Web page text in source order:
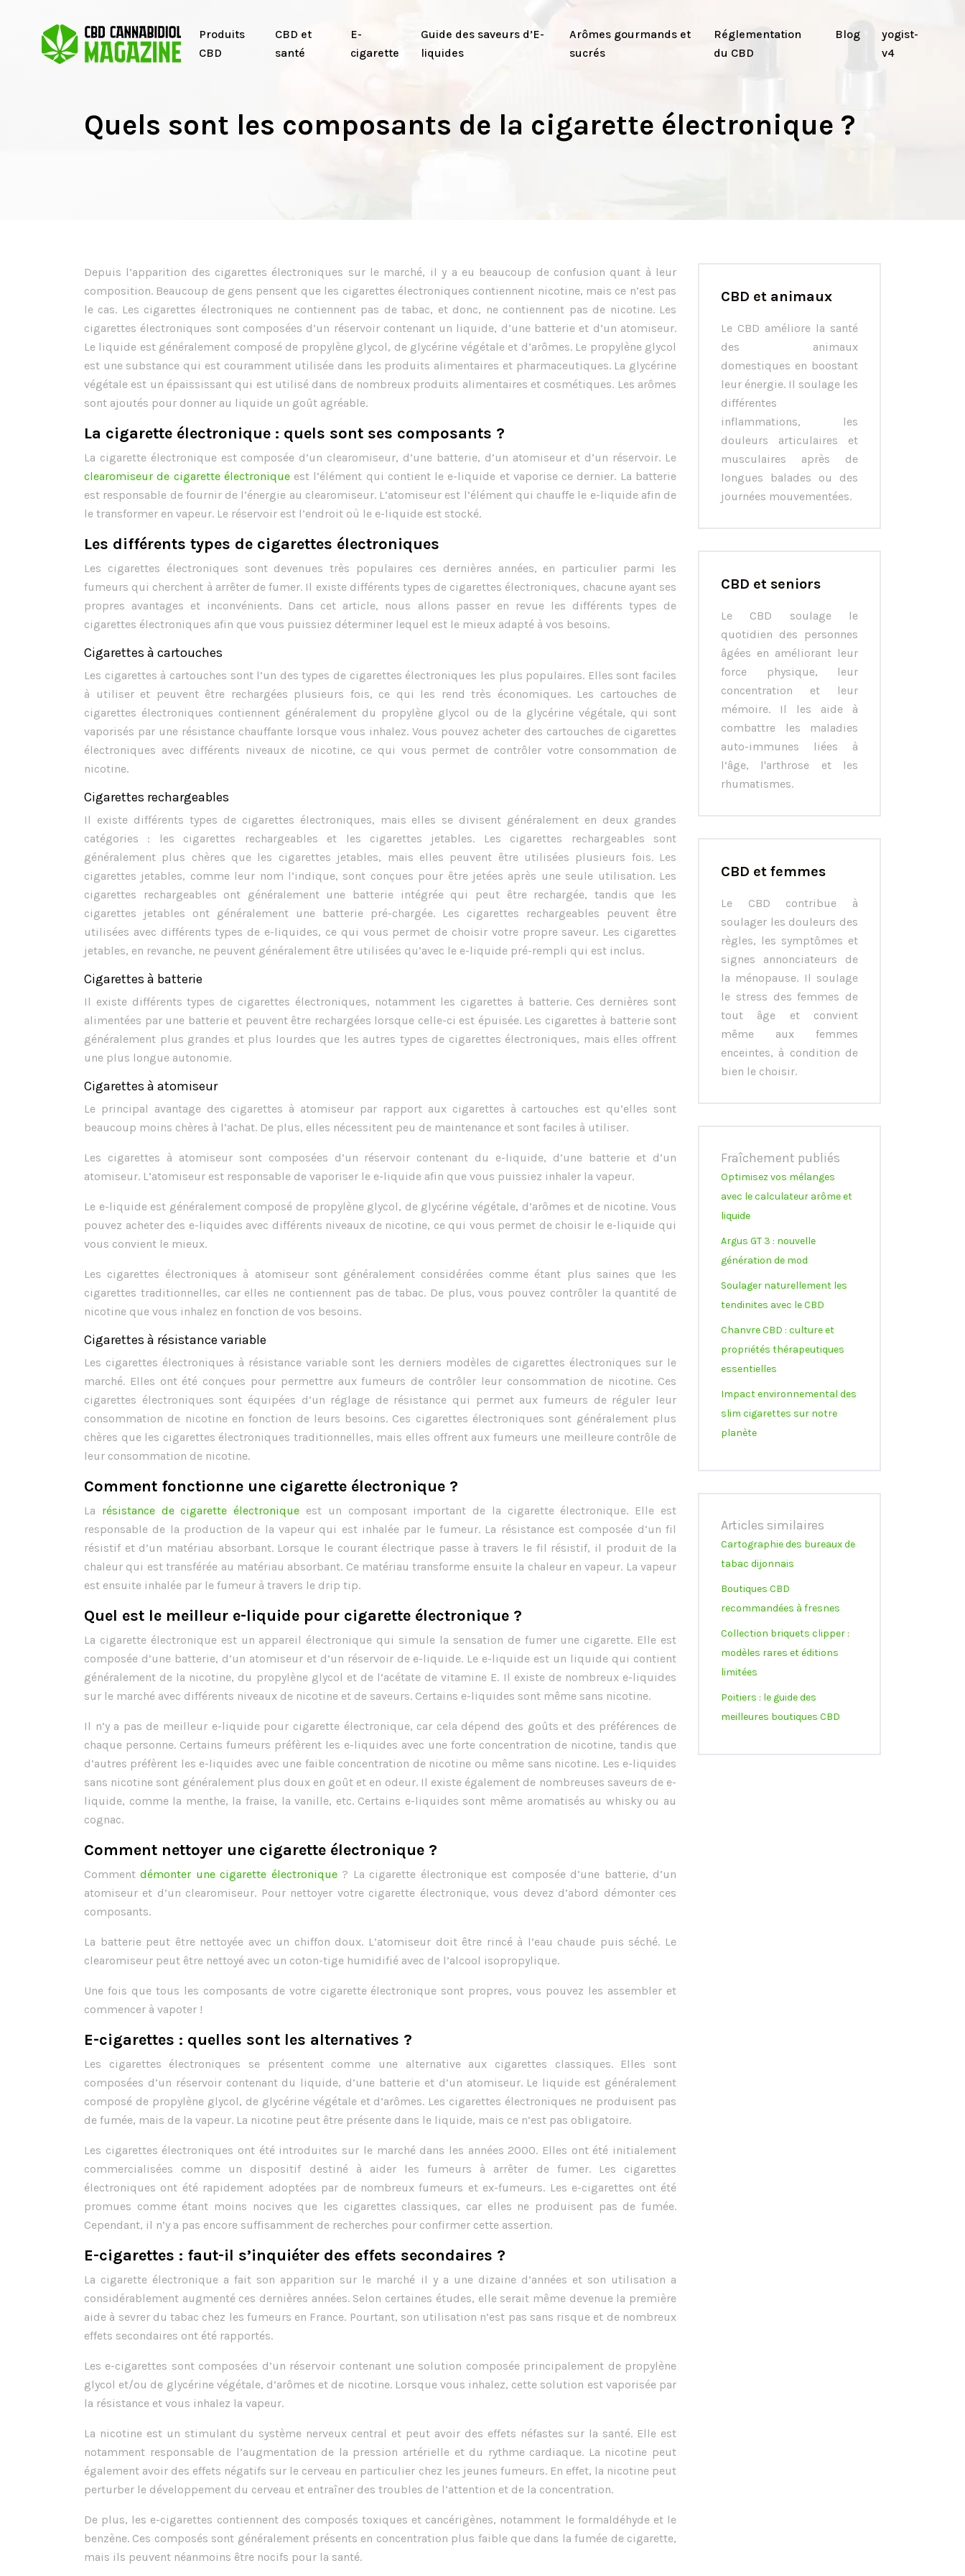
Produits
CBD
CBD et
santé
E-
cigarette
Guide des saveurs d’E-
liquides
Arômes gourmands et
sucrés
Réglementation
du CBD
Blog
yogist-
v4
Quels sont les composants de la cigarette électronique ?
Depuis l’apparition des cigarettes électroniques sur le marché, il y a eu beaucoup de confusion quant à leur
composition. Beaucoup de gens pensent que les cigarettes électroniques contiennent nicotine, mais ce n’est pas
le cas. Les cigarettes électroniques ne contiennent pas de tabac, et donc, ne contiennent pas de nicotine. Les
cigarettes électroniques sont composées d’un réservoir contenant un liquide, d’une batterie et d’un atomiseur.
Le liquide est généralement composé de propylène glycol, de glycérine végétale et d’arômes. Le propylène glycol
est une substance qui est couramment utilisée dans les produits alimentaires et pharmaceutiques. La glycérine
végétale est un épaississant qui est utilisé dans de nombreux produits alimentaires et cosmétiques. Les arômes
sont ajoutés pour donner au liquide un goût agréable.
La cigarette électronique : quels sont ses composants ?
La cigarette électronique est composée d’un clearomiseur, d’une batterie, d’un atomiseur et d’un réservoir. Le
clearomiseur de cigarette électroniqueest l’élément qui contient le e-liquide et vaporise ce dernier. La batterie
est responsable de fournir de l’énergie au clearomiseur. L’atomiseur est l’élément qui chauffe le e-liquide afin de
le transformer en vapeur. Le réservoir est l’endroit où le e-liquide est stocké.
Les différents types de cigarettes électroniques
Les cigarettes électroniques sont devenues très populaires ces dernières années, en particulier parmi les
fumeurs qui cherchent à arrêter de fumer. Il existe différents types de cigarettes électroniques, chacune ayant ses
propres avantages et inconvénients. Dans cet article, nous allons passer en revue les différents types de
cigarettes électroniques afin que vous puissiez déterminer lequel est le mieux adapté à vos besoins.
Cigarettes à cartouches
Les cigarettes à cartouches sont l’un des types de cigarettes électroniques les plus populaires. Elles sont faciles
à utiliser et peuvent être rechargées plusieurs fois, ce qui les rend très économiques. Les cartouches de
cigarettes électroniques contiennent généralement du propylène glycol ou de la glycérine végétale, qui sont
vaporisés par une résistance chauffante lorsque vous inhalez. Vous pouvez acheter des cartouches de cigarettes
électroniques avec différents niveaux de nicotine, ce qui vous permet de contrôler votre consommation de
nicotine.
Cigarettes rechargeables
Il existe différents types de cigarettes électroniques, mais elles se divisent généralement en deux grandes
catégories : les cigarettes rechargeables et les cigarettes jetables. Les cigarettes rechargeables sont
généralement plus chères que les cigarettes jetables, mais elles peuvent être utilisées plusieurs fois. Les
cigarettes jetables, comme leur nom l’indique, sont conçues pour être jetées après une seule utilisation. Les
cigarettes rechargeables ont généralement une batterie intégrée qui peut être rechargée, tandis que les
cigarettes jetables ont généralement une batterie pré-chargée. Les cigarettes rechargeables peuvent être
utilisées avec différents types de e-liquides, ce qui vous permet de choisir votre propre saveur. Les cigarettes
jetables, en revanche, ne peuvent généralement être utilisées qu’avec le e-liquide pré-rempli qui est inclus.
Cigarettes à batterie
Il existe différents types de cigarettes électroniques, notamment les cigarettes à batterie. Ces dernières sont
alimentées par une batterie et peuvent être rechargées lorsque celle-ci est épuisée. Les cigarettes à batterie sont
généralement plus grandes et plus lourdes que les autres types de cigarettes électroniques, mais elles offrent
une plus longue autonomie.
Cigarettes à atomiseur
Le principal avantage des cigarettes à atomiseur par rapport aux cigarettes à cartouches est qu’elles sont
beaucoup moins chères à l’achat. De plus, elles nécessitent peu de maintenance et sont faciles à utiliser.
Les cigarettes à atomiseur sont composées d’un réservoir contenant du e-liquide, d’une batterie et d’un
atomiseur. L’atomiseur est responsable de vaporiser le e-liquide afin que vous puissiez inhaler la vapeur.
Le e-liquide est généralement composé de propylène glycol, de glycérine végétale, d’arômes et de nicotine. Vous
pouvez acheter des e-liquides avec différents niveaux de nicotine, ce qui vous permet de choisir le e-liquide qui
vous convient le mieux.
Les cigarettes électroniques à atomiseur sont généralement considérées comme étant plus saines que les
cigarettes traditionnelles, car elles ne contiennent pas de tabac. De plus, vous pouvez contrôler la quantité de
nicotine que vous inhalez en fonction de vos besoins.
Cigarettes à résistance variable
Les cigarettes électroniques à résistance variable sont les derniers modèles de cigarettes électroniques sur le
marché. Elles ont été conçues pour permettre aux fumeurs de contrôler leur consommation de nicotine. Ces
cigarettes électroniques sont équipées d’un réglage de résistance qui permet aux fumeurs de réguler leur
consommation de nicotine en fonction de leurs besoins. Ces cigarettes électroniques sont généralement plus
chères que les cigarettes électroniques traditionnelles, mais elles offrent aux fumeurs une meilleure contrôle de
leur consommation de nicotine.
Comment fonctionne une cigarette électronique ?
La résistance de cigarette électronique est un composant important de la cigarette électronique. Elle est
responsable de la production de la vapeur qui est inhalée par le fumeur. La résistance est composée d’un fil
résistif et d’un matériau absorbant. Lorsque le courant électrique passe à travers le fil résistif, il produit de la
chaleur qui est transférée au matériau absorbant. Ce matériau transforme ensuite la chaleur en vapeur. La vapeur
est ensuite inhalée par le fumeur à travers le drip tip.
Quel est le meilleur e-liquide pour cigarette électronique ?
La cigarette électronique est un appareil électronique qui simule la sensation de fumer une cigarette. Elle est
composée d’une batterie, d’un atomiseur et d’un réservoir de e-liquide. Le e-liquide est un liquide qui contient
généralement de la nicotine, du propylène glycol et de l’acétate de vitamine E. Il existe de nombreux e-liquides
sur le marché avec différents niveaux de nicotine et de saveurs. Certains e-liquides sont même sans nicotine.
Il n’y a pas de meilleur e-liquide pour cigarette électronique, car cela dépend des goûts et des préférences de
chaque personne. Certains fumeurs préfèrent les e-liquides avec une forte concentration de nicotine, tandis que
d’autres préfèrent les e-liquides avec une faible concentration de nicotine ou même sans nicotine. Les e-liquides
sans nicotine sont généralement plus doux en goût et en odeur. Il existe également de nombreuses saveurs de e-
liquide, comme la menthe, la fraise, la vanille, etc. Certains e-liquides sont même aromatisés au whisky ou au
cognac.
Comment nettoyer une cigarette électronique ?
Commentdémonter une cigarette électronique? La cigarette électronique est composée d’une batterie, d’un
atomiseur et d’un clearomiseur. Pour nettoyer votre cigarette électronique, vous devez d’abord démonter ces
composants.
La batterie peut être nettoyée avec un chiffon doux. L’atomiseur doit être rincé à l’eau chaude puis séché. Le
clearomiseur peut être nettoyé avec un coton-tige humidifié avec de l’alcool isopropylique.
Une fois que tous les composants de votre cigarette électronique sont propres, vous pouvez les assembler et
commencer à vapoter !
E-cigarettes : quelles sont les alternatives ?
Les cigarettes électroniques se présentent comme une alternative aux cigarettes classiques. Elles sont
composées d’un réservoir contenant du liquide, d’une batterie et d’un atomiseur. Le liquide est généralement
composé de propylène glycol, de glycérine végétale et d’arômes. Les cigarettes électroniques ne produisent pas
de fumée, mais de la vapeur. La nicotine peut être présente dans le liquide, mais ce n’est pas obligatoire.
Les cigarettes électroniques ont été introduites sur le marché dans les années 2000. Elles ont été initialement
commercialisées comme un dispositif destiné à aider les fumeurs à arrêter de fumer. Les cigarettes
électroniques ont été rapidement adoptées par de nombreux fumeurs et ex-fumeurs. Les e-cigarettes ont été
promues comme étant moins nocives que les cigarettes classiques, car elles ne produisent pas de fumée.
Cependant, il n’y a pas encore suffisamment de recherches pour confirmer cette assertion.
E-cigarettes : faut-il s’inquiéter des effets secondaires ?
La cigarette électronique a fait son apparition sur le marché il y a une dizaine d’années et son utilisation a
considérablement augmenté ces dernières années. Selon certaines études, elle serait même devenue la première
aide à sevrer du tabac chez les fumeurs en France. Pourtant, son utilisation n’est pas sans risque et de nombreux
effets secondaires ont été rapportés.
Les e-cigarettes sont composées d’un réservoir contenant une solution composée principalement de propylène
glycol et/ou de glycérine végétale, d’arômes et de nicotine. Lorsque vous inhalez, cette solution est vaporisée par
la résistance et vous inhalez la vapeur.
La nicotine est un stimulant du système nerveux central et peut avoir des effets néfastes sur la santé. Elle est
notamment responsable de l’augmentation de la pression artérielle et du rythme cardiaque. La nicotine peut
également avoir des effets négatifs sur le cerveau en particulier chez les jeunes fumeurs. En effet, la nicotine peut
perturber le développement du cerveau et entraîner des troubles de l’attention et de la concentration.
De plus, les e-cigarettes contiennent des composés toxiques et cancérigènes, notamment le formaldéhyde et le
benzène. Ces composés sont généralement présents en concentration plus faible que dans la fumée de cigarette,
mais ils peuvent néanmoins être nocifs pour la santé.
CBD et animaux
Le CBD améliore la santé
des animaux
domestiques en boostant
leur énergie. Il soulage les
différentes
inflammations, les
douleurs articulaires et
musculaires après de
longues balades ou des
journées mouvementées.
CBD et seniors
Le CBD soulage le
quotidien des personnes
âgées en améliorant leur
force physique, leur
concentration et leur
mémoire. Il les aide à
combattre les maladies
auto-immunes liées à
l’âge, l'arthrose et les
rhumatismes.
CBD et femmes
Le CBD contribue à
soulager les douleurs des
règles, les symptômes et
signes annonciateurs de
la ménopause. Il soulage
le stress des femmes de
tout âge et convient
même aux femmes
enceintes, à condition de
bien le choisir.
Fraîchement publiés
Optimisez vos mélanges
avec le calculateur arôme et
liquide
Argus GT 3 : nouvelle
génération de mod
Soulager naturellement les
tendinites avec le CBD
Chanvre CBD : culture et
propriétés thérapeutiques
essentielles
Impact environnemental des
slim cigarettes sur notre
planète
Articles similaires
Cartographie des bureaux de
tabac dijonnais
Boutiques CBD
recommandées à fresnes
Collection briquets clipper :
modèles rares et éditions
limitées
Poitiers : le guide des
meilleures boutiques CBD